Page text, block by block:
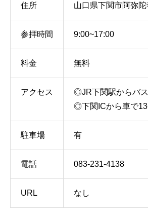
住所 山口県下関市阿弥陀
参拝時間 9:00~17:00
料金 無料
アクセス
◎JR下関駅からバ
◎下関ICから車で
駐車場 有
電話 083-231-4138
URL なし